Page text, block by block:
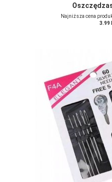
Najniższa cena
3.99